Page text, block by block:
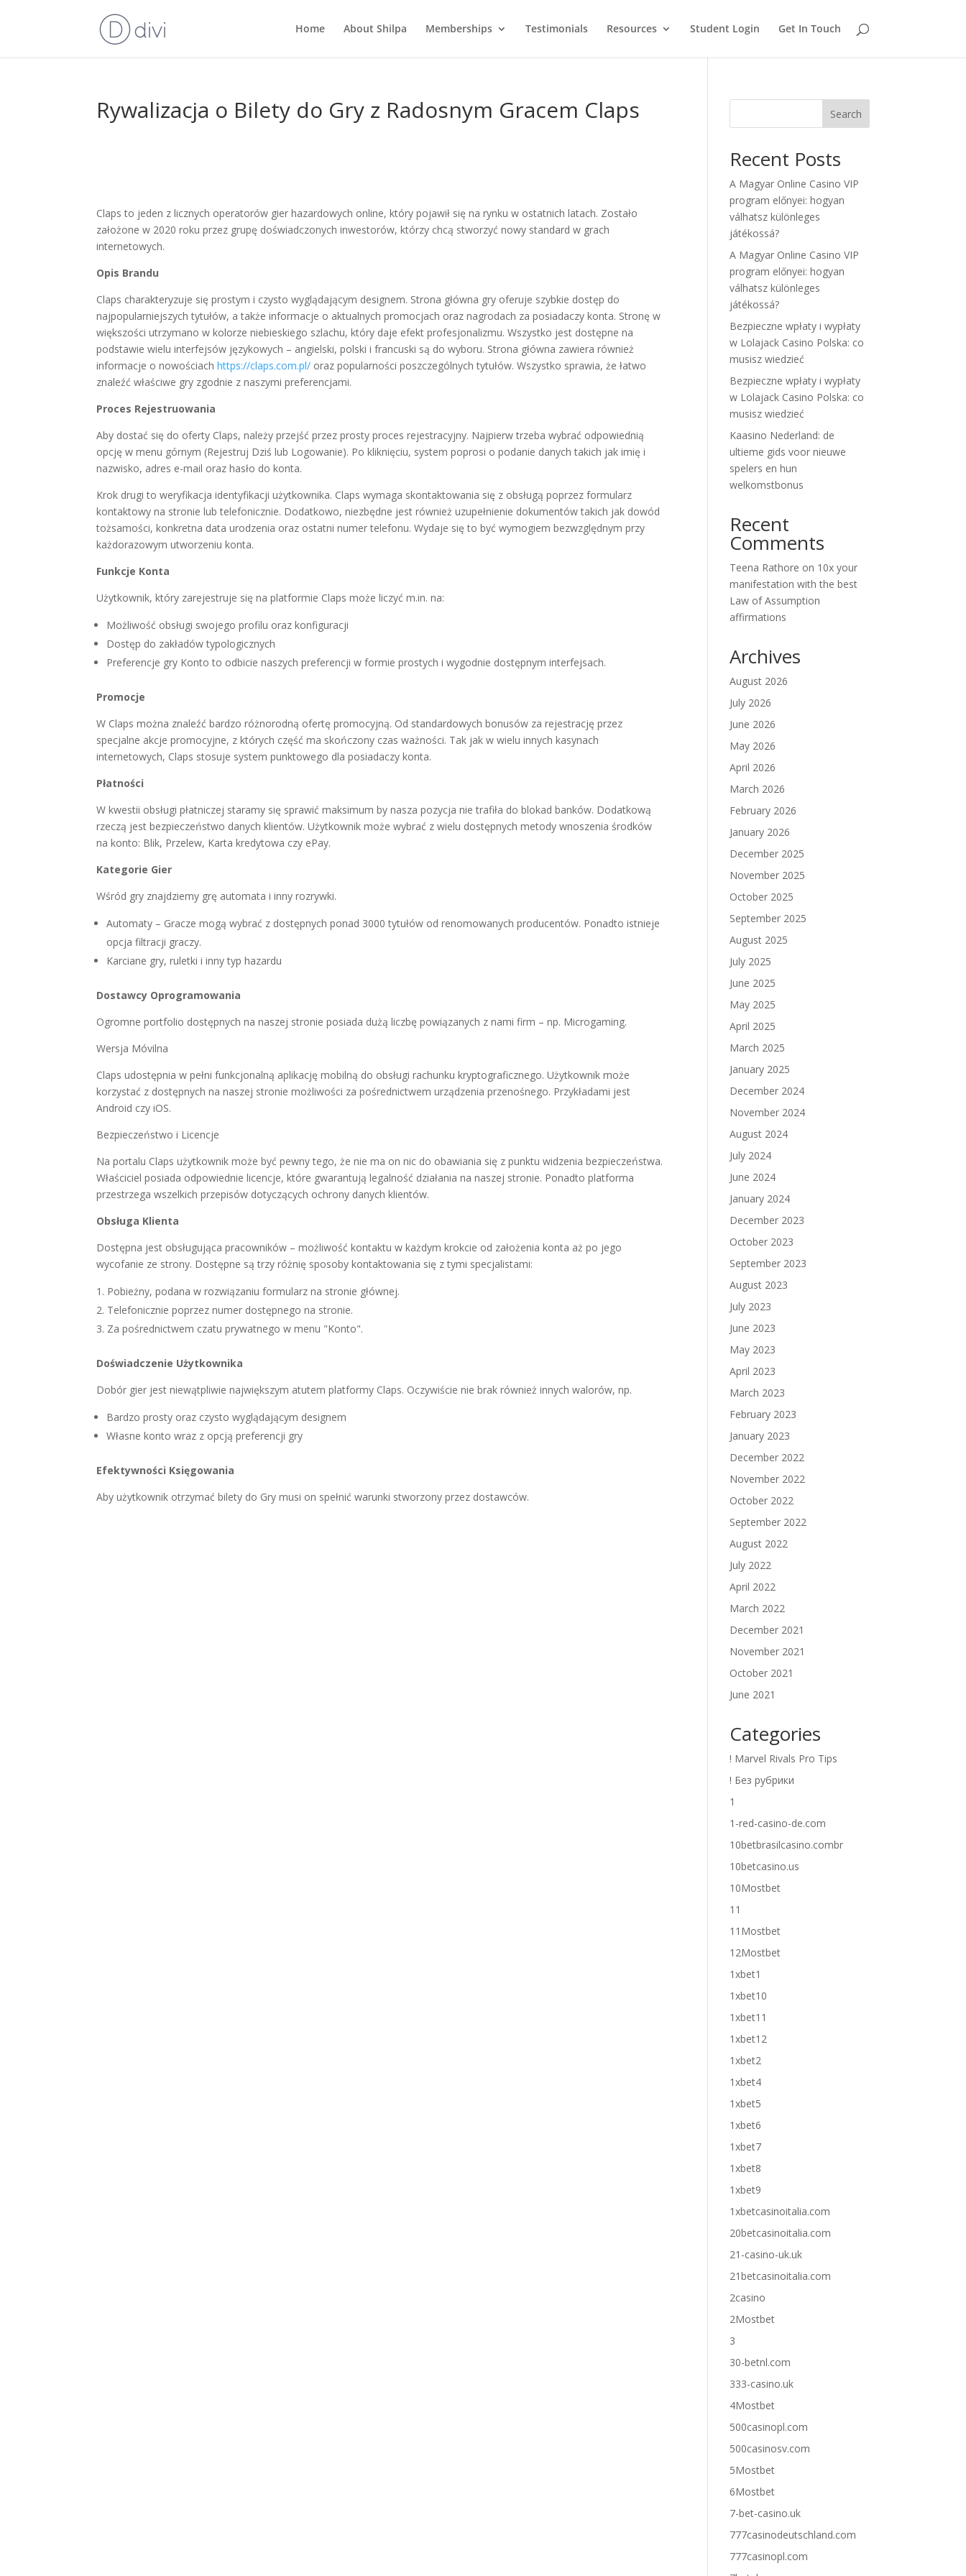
Home About Shilpa Memberships Testimonials Resources Student Login Get In Touch
Rywalizacja o Bilety do Gry z Radosnym Gracem Claps
Claps to jeden z licznych operatorów gier hazardowych online, który pojawił się na rynku w ostatnich latach. Zostało
założone w 2020 roku przez grupę doświadczonych inwestorów, którzy chcą stworzyć nowy standard w grach
internetowych.
Opis Brandu
Claps charakteryzuje się prostym i czysto wyglądającym designem. Strona główna gry oferuje szybkie dostęp do
najpopularniejszych tytułów, a także informacje o aktualnych promocjach oraz nagrodach za posiadaczy konta. Stronę w
większości utrzymano w kolorze niebieskiego szlachu, który daje efekt profesjonalizmu. Wszystko jest dostępne na
podstawie wielu interfejsów językowych – angielski, polski i francuski są do wyboru. Strona główna zawiera również
informacje o nowościachhttps://claps.com.pl/ oraz popularności poszczególnych tytułów. Wszystko sprawia, że łatwo
znaleźć właściwe gry zgodnie z naszymi preferencjami.
Proces Rejestruowania
Aby dostać się do oferty Claps, należy przejść przez prosty proces rejestracyjny. Najpierw trzeba wybrać odpowiednią
opcję w menu górnym (Rejestruj Dziś lub Logowanie). Po kliknięciu, system poprosi o podanie danych takich jak imię i
nazwisko, adres e-mail oraz hasło do konta.
Krok drugi to weryfikacja identyfikacji użytkownika. Claps wymaga skontaktowania się z obsługą poprzez formularz
kontaktowy na stronie lub telefonicznie. Dodatkowo, niezbędne jest również uzupełnienie dokumentów takich jak dowód
tożsamości, konkretna data urodzenia oraz ostatni numer telefonu. Wydaje się to być wymogiem bezwzględnym przy
każdorazowym utworzeniu konta.
Funkcje Konta
Użytkownik, który zarejestruje się na platformie Claps może liczyć m.in. na:
Możliwość obsługi swojego profilu oraz konfiguracji
Dostęp do zakładów typologicznych
Preferencje gry Konto to odbicie naszych preferencji w formie prostych i wygodnie dostępnym interfejsach.
Promocje
W Claps można znaleźć bardzo różnorodną ofertę promocyjną. Od standardowych bonusów za rejestrację przez
specjalne akcje promocyjne, z których część ma skończony czas ważności. Tak jak w wielu innych kasynach
internetowych, Claps stosuje system punktowego dla posiadaczy konta.
Płatności
W kwestii obsługi płatniczej staramy się sprawić maksimum by nasza pozycja nie trafiła do blokad banków. Dodatkową
rzeczą jest bezpieczeństwo danych klientów. Użytkownik może wybrać z wielu dostępnych metody wnoszenia środków
na konto: Blik, Przelew, Karta kredytowa czy ePay.
Kategorie Gier
Wśród gry znajdziemy grę automata i inny rozrywki.
Automaty – Gracze mogą wybrać z dostępnych ponad 3000 tytułów od renomowanych producentów. Ponadto istnieje
opcja filtracji graczy.
Karciane gry, ruletki i inny typ hazardu
Dostawcy Oprogramowania
Ogromne portfolio dostępnych na naszej stronie posiada dużą liczbę powiązanych z nami firm – np. Microgaming.
Wersja Móvilna
Claps udostępnia w pełni funkcjonalną aplikację mobilną do obsługi rachunku kryptograficznego. Użytkownik może
korzystać z dostępnych na naszej stronie możliwości za pośrednictwem urządzenia przenośnego. Przykładami jest
Android czy iOS.
Bezpieczeństwo i Licencje
Na portalu Claps użytkownik może być pewny tego, że nie ma on nic do obawiania się z punktu widzenia bezpieczeństwa.
Właściciel posiada odpowiednie licencje, które gwarantują legalność działania na naszej stronie. Ponadto platforma
przestrzega wszelkich przepisów dotyczących ochrony danych klientów.
Obsługa Klienta
Dostępna jest obsługująca pracowników – możliwość kontaktu w każdym krokcie od założenia konta aż po jego
wycofanie ze strony. Dostępne są trzy różnię sposoby kontaktowania się z tymi specjalistami:
Pobieżny, podana w rozwiązaniu formularz na stronie głównej.
Telefonicznie poprzez numer dostępnego na stronie.
Za pośrednictwem czatu prywatnego w menu "Konto".
Doświadczenie Użytkownika
Dobór gier jest niewątpliwie największym atutem platformy Claps. Oczywiście nie brak również innych walorów, np.
Bardzo prosty oraz czysto wyglądającym designem
Własne konto wraz z opcją preferencji gry
Efektywności Księgowania
Aby użytkownik otrzymać bilety do Gry musi on spełnić warunki stworzony przez dostawców.
Search
Recent Posts
A Magyar Online Casino VIP
program előnyei: hogyan
válhatsz különleges
játékossá?
A Magyar Online Casino VIP
program előnyei: hogyan
válhatsz különleges
játékossá?
Bezpieczne wpłaty i wypłaty
w Lolajack Casino Polska: co
musisz wiedzieć
Bezpieczne wpłaty i wypłaty
w Lolajack Casino Polska: co
musisz wiedzieć
Kaasino Nederland: de
ultieme gids voor nieuwe
spelers en hun
welkomstbonus
Recent
Comments
Teena Rathore on 10x your
manifestation with the best
Law of Assumption
affirmations
Archives
August 2026
July 2026
June 2026
May 2026
April 2026
March 2026
February 2026
January 2026
December 2025
November 2025
October 2025
September 2025
August 2025
July 2025
June 2025
May 2025
April 2025
March 2025
January 2025
December 2024
November 2024
August 2024
July 2024
June 2024
January 2024
December 2023
October 2023
September 2023
August 2023
July 2023
June 2023
May 2023
April 2023
March 2023
February 2023
January 2023
December 2022
November 2022
October 2022
September 2022
August 2022
July 2022
April 2022
March 2022
December 2021
November 2021
October 2021
June 2021
Categories
! Marvel Rivals Pro Tips
! Без рубрики
1
1-red-casino-de.com
10betbrasilcasino.combr
10betcasino.us
10Mostbet
11
11Mostbet
12Mostbet
1xbet1
1xbet10
1xbet11
1xbet12
1xbet2
1xbet4
1xbet5
1xbet6
1xbet7
1xbet8
1xbet9
1xbetcasinoitalia.com
20betcasinoitalia.com
21-casino-uk.uk
21betcasinoitalia.com
2casino
2Mostbet
3
30-betnl.com
333-casino.uk
4Mostbet
500casinopl.com
500casinosv.com
5Mostbet
6Mostbet
7-bet-casino.uk
777casinodeutschland.com
777casinopl.com